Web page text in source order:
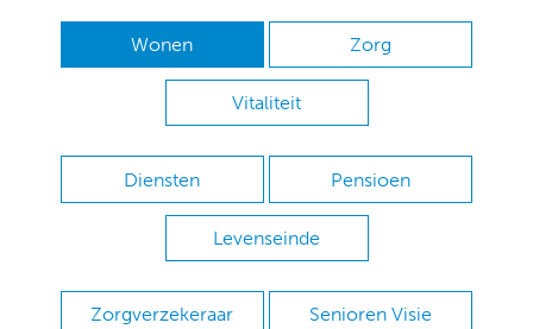
Wonen Zorg
Vitaliteit
Diensten Pensioen
Levenseinde
Zorgverzekeraar Senioren Visie